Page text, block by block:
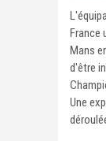
France
Mans
d'être
Une